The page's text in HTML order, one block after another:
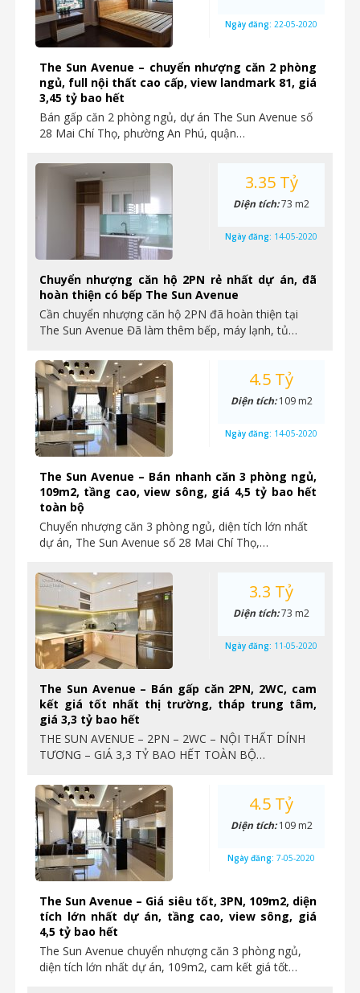
The Sun Avenue – chuyển nhượng căn 2 phòng
ngủ, full nội thất cao cấp, view landmark 81, giá
3,45 tỷ bao hết
Bán gấp căn 2 phòng ngủ, dự án The Sun Avenue số
28 Mai Chí Thọ, phường An Phú, quận…
Ngày đăng: 22-05-2020
Chuyển nhượng căn hộ 2PN rẻ nhất dự án, đã
hoàn thiện có bếp The Sun Avenue
Cần chuyển nhượng căn hộ 2PN đã hoàn thiện tại
The Sun Avenue Đã làm thêm bếp, máy lạnh, tủ…
3.35 Tỷ
Diện tích:73 m2
Ngày đăng: 14-05-2020
The Sun Avenue – Bán nhanh căn 3 phòng ngủ,
109m2, tầng cao, view sông, giá 4,5 tỷ bao hết
toàn bộ
Chuyển nhượng căn 3 phòng ngủ, diện tích lớn nhất
dự án, The Sun Avenue số 28 Mai Chí Thọ,…
4.5 Tỷ
Diện tích:109 m2
Ngày đăng: 14-05-2020
The Sun Avenue – Bán gấp căn 2PN, 2WC, cam
kết giá tốt nhất thị trường, tháp trung tâm,
giá 3,3 tỷ bao hết
THE SUN AVENUE – 2PN – 2WC – NỘI THẤT DÍNH
TƯƠNG – GIÁ 3,3 TỶ BAO HẾT TOÀN BỘ…
3.3 Tỷ
Diện tích:73 m2
Ngày đăng: 11-05-2020
The Sun Avenue – Giá siêu tốt, 3PN, 109m2, diện
tích lớn nhất dự án, tầng cao, view sông, giá
4,5 tỷ bao hết
The Sun Avenue chuyển nhượng căn 3 phòng ngủ,
diện tích lớn nhất dự án, 109m2, cam kết giá tốt…
4.5 Tỷ
Diện tích:109 m2
Ngày đăng: 7-05-2020